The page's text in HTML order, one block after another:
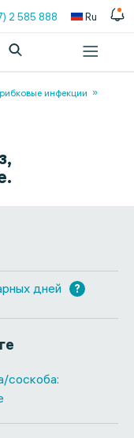
2 585 888 Ru
инфекции
дней ?
соскоба: